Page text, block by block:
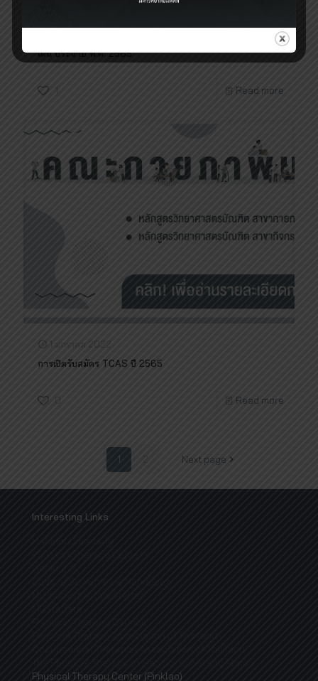
เด่น ประจำปี พ.ศ. 2565
1 Read more
1 มกราคม 2022
การเปิดรับสมัคร TCAS ปี 2565
Read more
1 2 Next page
Interesting Links
Physical Therapy Center (Pinklao)